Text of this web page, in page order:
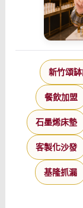
新竹頌
餐飲加盟
石墨烯床墊
客製化沙發
基隆抓漏